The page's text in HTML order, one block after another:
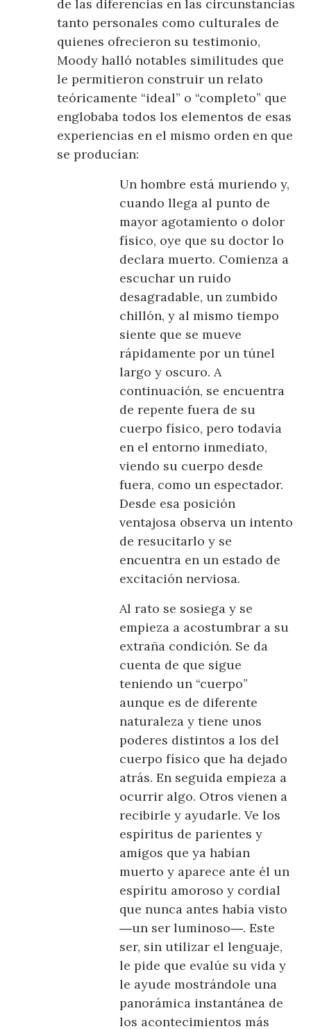
de las diferencias en las circunstancias
tanto personales como culturales de
quienes ofrecieron su testimonio,
Moody halló notables similitudes que
le permitieron construir un relato
teóricamente “ideal” o “completo” que
englobaba todos los elementos de esas
experiencias en el mismo orden en que
se producían:
Un hombre está muriendo y,
cuando llega al punto de
mayor agotamiento o dolor
físico, oye que su doctor lo
declara muerto. Comienza a
escuchar un ruido
desagradable, un zumbido
chillón, y al mismo tiempo
siente que se mueve
rápidamente por un túnel
largo y oscuro. A
continuación, se encuentra
de repente fuera de su
cuerpo físico, pero todavía
en el entorno inmediato,
viendo su cuerpo desde
fuera, como un espectador.
Desde esa posición
ventajosa observa un intento
de resucitarlo y se
encuentra en un estado de
excitación nerviosa.
Al rato se sosiega y se
empieza a acostumbrar a su
extraña condición. Se da
cuenta de que sigue
teniendo un “cuerpo”
aunque es de diferente
naturaleza y tiene unos
poderes distintos a los del
cuerpo físico que ha dejado
atrás. En seguida empieza a
ocurrir algo. Otros vienen a
recibirle y ayudarle. Ve los
espíritus de parientes y
amigos que ya habían
muerto y aparece ante él un
espíritu amoroso y cordial
que nunca antes había visto
―un ser luminoso―. Este
ser, sin utilizar el lenguaje,
le pide que evalúe su vida y
le ayude mostrándole una
panorámica instantánea de
los acontecimientos más